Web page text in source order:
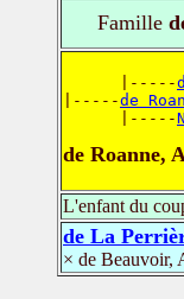
Famille
      |-----
|-----de
      |-----
de Roanne,
L'enfant du
de La
× de Beauvoir,